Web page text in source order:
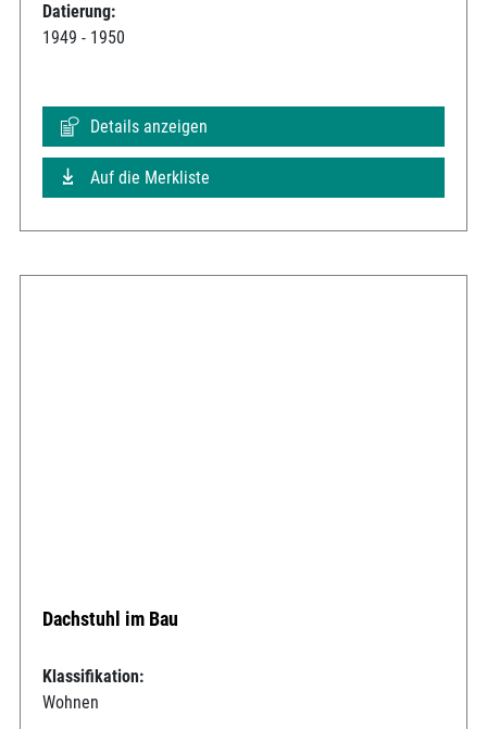
Datierung:
1949 - 1950
Details anzeigen
Auf die Merkliste
Dachstuhl im Bau
Klassifikation:
Wohnen